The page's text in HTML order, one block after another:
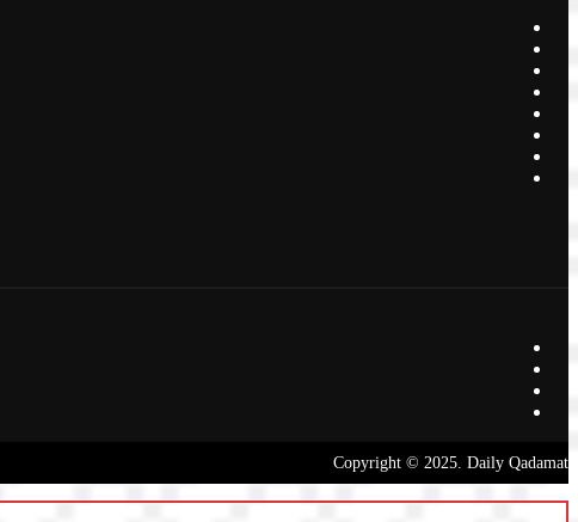
Copyright © 2025. Daily Qadamat